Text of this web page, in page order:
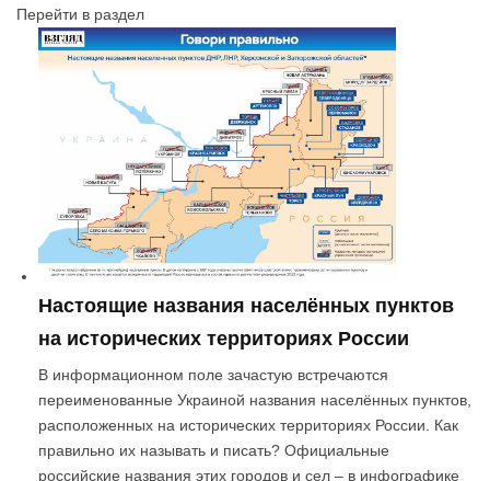
Перейти в раздел
Настоящие названия населённых пунктов
на исторических территориях России
В информационном поле зачастую встречаются
переименованные Украиной названия населённых пунктов,
расположенных на исторических территориях России. Как
правильно их называть и писать? Официальные
российские названия этих городов и сел – в инфографике